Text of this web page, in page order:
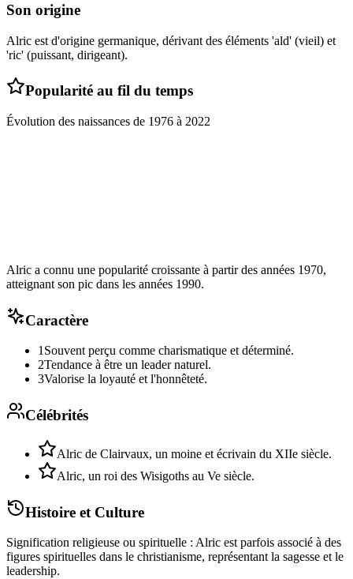
Son origine
Alric est d'origine germanique, dérivant des éléments 'ald' (vieil) et
'ric' (puissant, dirigeant).
Popularité au fil du temps
Évolution des naissances de 1976 à 2022
Alric a connu une popularité croissante à partir des années 1970,
atteignant son pic dans les années 1990.
Caractère
1Souvent perçu comme charismatique et déterminé.
2Tendance à être un leader naturel.
3Valorise la loyauté et l'honnêteté.
Célébrités
Alric de Clairvaux, un moine et écrivain du XIIe siècle.
Alric, un roi des Wisigoths au Ve siècle.
Histoire et Culture
Signification religieuse ou spirituelle : Alric est parfois associé à des
figures spirituelles dans le christianisme, représentant la sagesse et le
leadership.